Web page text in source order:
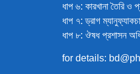
ধাপ ৬: কারখানা তৈরি
ধাপ ৭: ড্রাগ
ধাপ ৮: ঔষধ প্রশাসন
for details: